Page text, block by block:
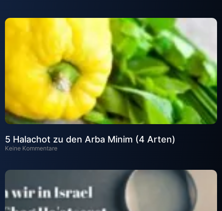
5 Halachot zu den Arba Minim (4 Arten)
Keine Kommentare